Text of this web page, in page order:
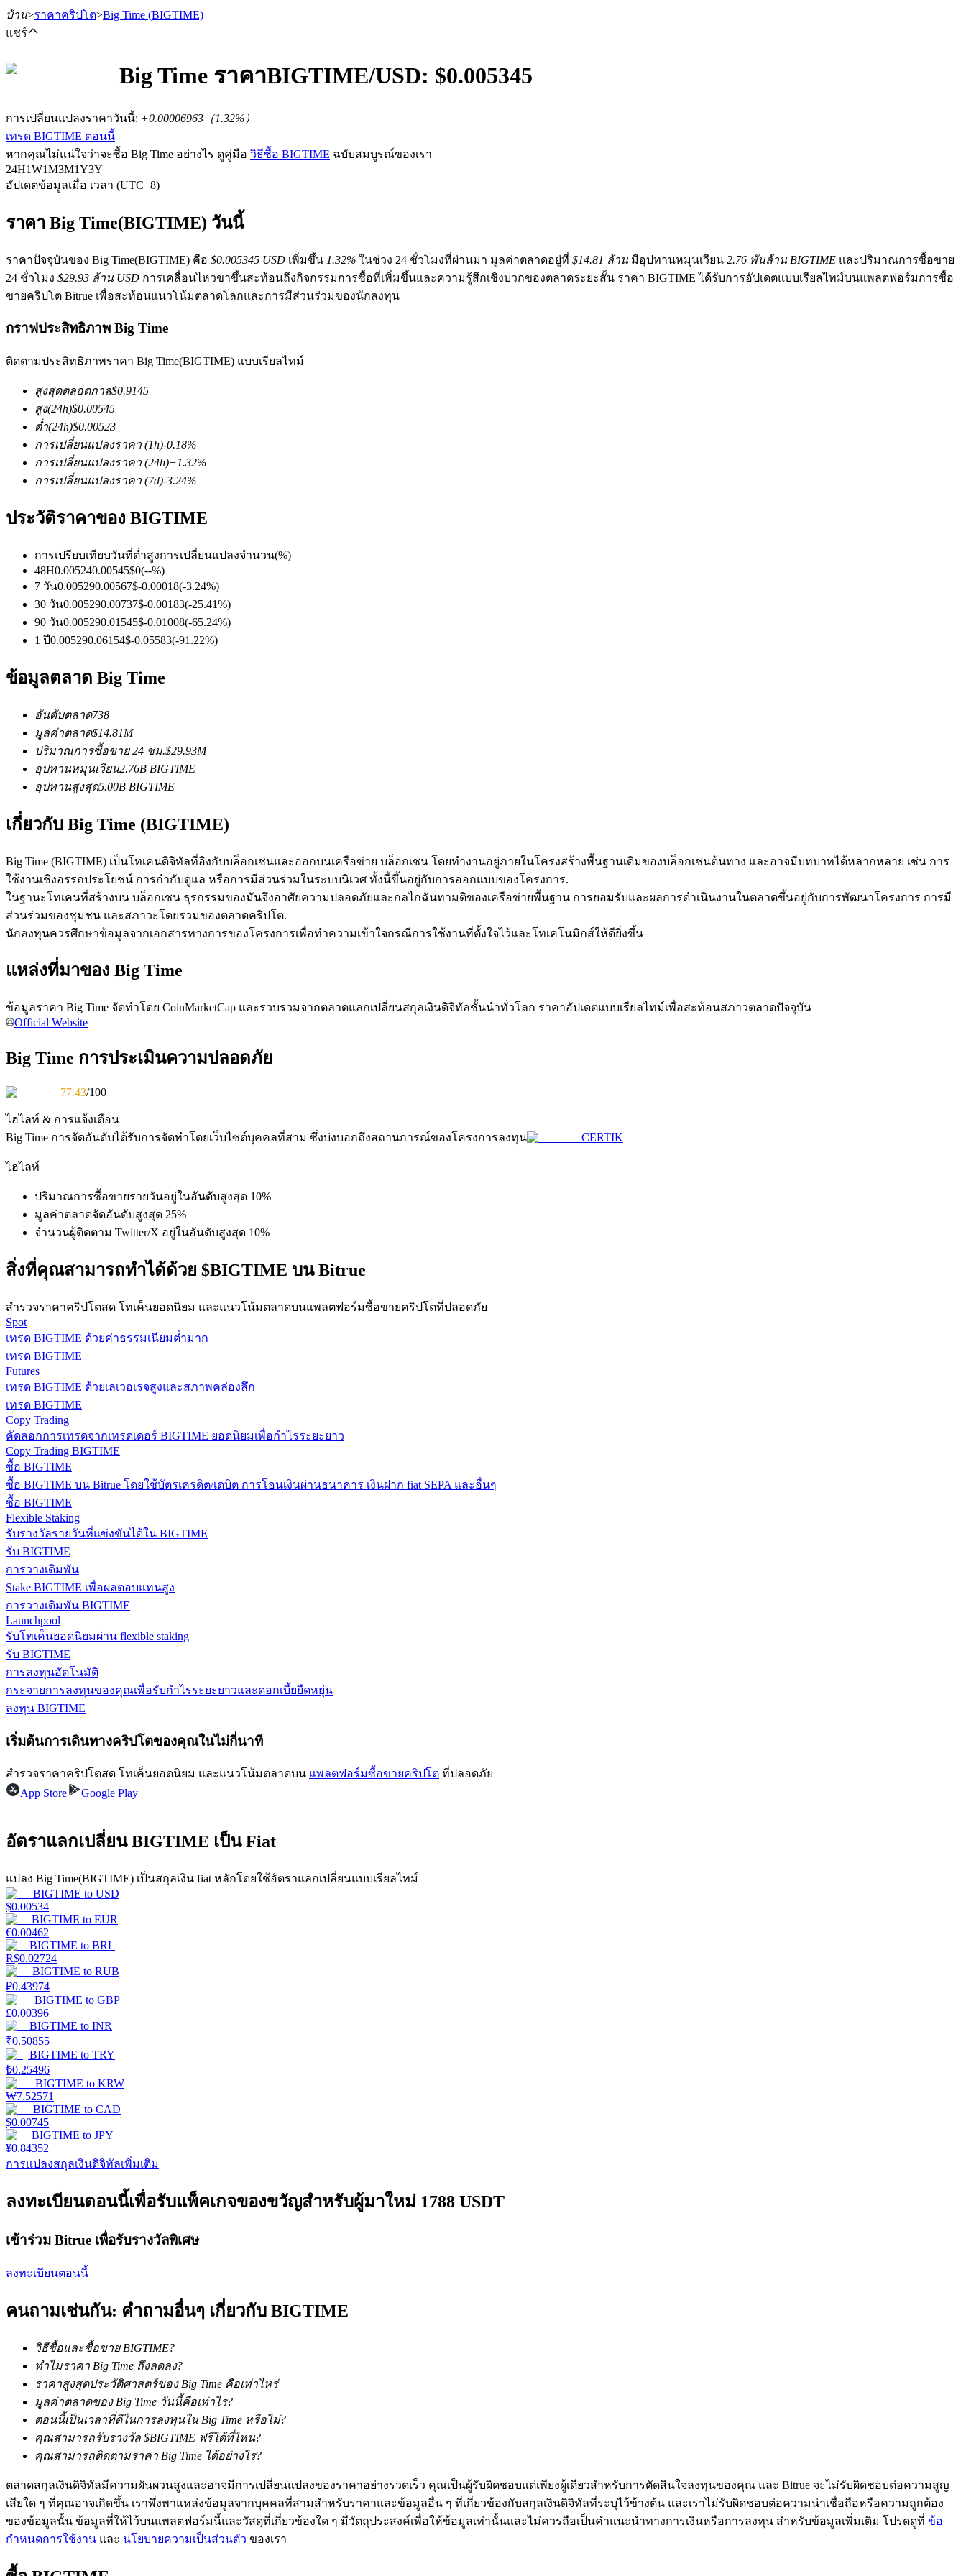
ฟิวเจอร์ส
ฟิวเจอร์ส USDT
ฟิวเจอร์สที่ใช้ USDT เป็นหลักประกัน
ฟิวเจอร์ส COIN-M
ฟิวเจอร์สสกุลเงินดิจิทัล
TradFi
อนุพันธ์ของหุ้น ฟอเร็กซ์ โลหะมีค่า และสินค้าโภคภัณฑ์
ฟิวเจอร์สที่ใช้ USDC เป็นหลักประกัน
คัดลอกการซื้อขาย
เข้าร่วมกับเทรดเดอร์ชั้นนำ
เป็นเทรดเดอร์คัดลอก
เพลิดเพลินกับการแบ่งปันผลกำไรและค่าคอมมิชชั่นการคัดลอกการซื้อขาย
การวิเคราะห์ข้อมูลขนาดใหญ่ รวมถึงข้อมูลการค้า ฯลฯ
แนะนำ
คู่มือเริ่มต้นฟิวเจอร์ส
กลยุทธ์การซื้อขาย
เรียนรู้วิธีการรักษาผลกำไร
พาวเวอร์พิกกี้
รับรางวัลการแข่งขันทุกวัน
การปักหลัก
ผลตอบแทนสูงและเข้าถึงได้ทันที
Launchpool
การเซ้งแบบยืดหยุ่นเพื่อรับโทเคนยอดนิยม
การล็อค BTR
การลงทุนพิเศษสำหรับผู้ถือ BTR
บ้าน>ราคาคริปโต>Big Time (BIGTIME)
แชร์
Big Time ราคาBIGTIME/USD: $0.005345
การเปลี่ยนแปลงราคาวันนี้: +0.00006963 （1.32%）
เทรด BIGTIME ตอนนี้
หากคุณไม่แน่ใจว่าจะซื้อ Big Time อย่างไร ดูคู่มือ วิธีซื้อ BIGTIME ฉบับสมบูรณ์ของเรา
24H1W1M3M1Y3Y
อัปเดตข้อมูลเมื่อ เวลา (UTC+8)
ราคา Big Time(BIGTIME) วันนี้
ราคาปัจจุบันของ Big Time(BIGTIME) คือ $0.005345 USD เพิ่มขึ้น 1.32% ในช่วง 24 ชั่วโมงที่ผ่านมา มูลค่าตลาดอยู่ที่ $14.81 ล้าน มีอุปทานหมุนเวียน 2.76 พันล้าน BIGTIME และปริมาณการซื้อขาย
24 ชั่วโมง $29.93 ล้าน USD การเคลื่อนไหวขาขึ้นสะท้อนถึงกิจกรรมการซื้อที่เพิ่มขึ้นและความรู้สึกเชิงบวกของตลาดระยะสั้น ราคา BIGTIME ได้รับการอัปเดตแบบเรียลไทม์บนแพลตฟอร์มการซื้อ
ขายคริปโต Bitrue เพื่อสะท้อนแนวโน้มตลาดโลกและการมีส่วนร่วมของนักลงทุน
กราฟประสิทธิภาพ Big Time
ติดตามประสิทธิภาพราคา Big Time(BIGTIME) แบบเรียลไทม์
สูงสุดตลอดกาล$0.9145
สูง(24h)$0.00545
ต่ำ(24h)$0.00523
การเปลี่ยนแปลงราคา (1h)-0.18%
การเปลี่ยนแปลงราคา (24h)+1.32%
การเปลี่ยนแปลงราคา (7d)-3.24%
ประวัติราคาของ BIGTIME
การเปรียบเทียบวันที่ต่ำสูงการเปลี่ยนแปลงจำนวน(%)
48H0.005240.00545$0(--%)
7 วัน0.005290.00567$-0.00018(-3.24%)
30 วัน0.005290.00737$-0.00183(-25.41%)
90 วัน0.005290.01545$-0.01008(-65.24%)
1 ปี0.005290.06154$-0.05583(-91.22%)
ข้อมูลตลาด Big Time
อันดับตลาด738
มูลค่าตลาด$14.81M
ปริมาณการซื้อขาย 24 ชม.$29.93M
อุปทานหมุนเวียน2.76B BIGTIME
อุปทานสูงสุด5.00B BIGTIME
เกี่ยวกับ Big Time (BIGTIME)
Big Time (BIGTIME) เป็นโทเคนดิจิทัลที่อิงกับบล็อกเชนและออกบนเครือข่าย บล็อกเชน โดยทำงานอยู่ภายในโครงสร้างพื้นฐานเดิมของบล็อกเชนต้นทาง และอาจมีบทบาทได้หลากหลาย เช่น การ
ใช้งานเชิงอรรถประโยชน์ การกำกับดูแล หรือการมีส่วนร่วมในระบบนิเวศ ทั้งนี้ขึ้นอยู่กับการออกแบบของโครงการ.
ในฐานะโทเคนที่สร้างบน บล็อกเชน ธุรกรรมของมันจึงอาศัยความปลอดภัยและกลไกฉันทามติของเครือข่ายพื้นฐาน การยอมรับและผลการดำเนินงานในตลาดขึ้นอยู่กับการพัฒนาโครงการ การมี
ส่วนร่วมของชุมชน และสภาวะโดยรวมของตลาดคริปโต.
นักลงทุนควรศึกษาข้อมูลจากเอกสารทางการของโครงการเพื่อทำความเข้าใจกรณีการใช้งานที่ตั้งใจไว้และโทเคโนมิกส์ให้ดียิ่งขึ้น
แหล่งที่มาของ Big Time
ข้อมูลราคา Big Time จัดทำโดย CoinMarketCap และรวบรวมจากตลาดแลกเปลี่ยนสกุลเงินดิจิทัลชั้นนำทั่วโลก ราคาอัปเดตแบบเรียลไทม์เพื่อสะท้อนสภาวตลาดปัจจุบัน
Official Website
Big Time การประเมินความปลอดภัย
77.43/100
ไฮไลท์ & การแจ้งเตือน
Big Time การจัดอันดับได้รับการจัดทำโดยเว็บไซต์บุคคลที่สาม ซึ่งบ่งบอกถึงสถานการณ์ของโครงการลงทุน CERTIK
ไฮไลท์
ปริมาณการซื้อขายรายวันอยู่ในอันดับสูงสุด 10%
มูลค่าตลาดจัดอันดับสูงสุด 25%
จำนวนผู้ติดตาม Twitter/X อยู่ในอันดับสูงสุด 10%
สิ่งที่คุณสามารถทำได้ด้วย $BIGTIME บน Bitrue
สำรวจราคาคริปโตสด โทเค็นยอดนิยม และแนวโน้มตลาดบนแพลตฟอร์มซื้อขายคริปโตที่ปลอดภัย
Spot
เทรด BIGTIME ด้วยค่าธรรมเนียมต่ำมาก
เทรด BIGTIME
Futures
เทรด BIGTIME ด้วยเลเวอเรจสูงและสภาพคล่องลึก
เทรด BIGTIME
Copy Trading
คัดลอกการเทรดจากเทรดเดอร์ BIGTIME ยอดนิยมเพื่อกำไรระยะยาว
Copy Trading BIGTIME
ซื้อ BIGTIME
ซื้อ BIGTIME บน Bitrue โดยใช้บัตรเครดิต/เดบิต การโอนเงินผ่านธนาคาร เงินฝาก fiat SEPA และอื่นๆ
ซื้อ BIGTIME
Flexible Staking
รับรางวัลรายวันที่แข่งขันได้ใน BIGTIME
รับ BIGTIME
การวางเดิมพัน
Stake BIGTIME เพื่อผลตอบแทนสูง
การวางเดิมพัน BIGTIME
Launchpool
รับโทเค็นยอดนิยมผ่าน flexible staking
รับ BIGTIME
การลงทุนอัตโนมัติ
กระจายการลงทุนของคุณเพื่อรับกำไรระยะยาวและดอกเบี้ยยืดหยุ่น
ลงทุน BIGTIME
เริ่มต้นการเดินทางคริปโตของคุณในไม่กี่นาที
สำรวจราคาคริปโตสด โทเค็นยอดนิยม และแนวโน้มตลาดบน แพลตฟอร์มซื้อขายคริปโต ที่ปลอดภัย
App Store
Google Play
อัตราแลกเปลี่ยน BIGTIME เป็น Fiat
แปลง Big Time(BIGTIME) เป็นสกุลเงิน fiat หลักโดยใช้อัตราแลกเปลี่ยนแบบเรียลไทม์
BIGTIME to USD
$0.00534
BIGTIME to EUR
€0.00462
BIGTIME to BRL
R$0.02724
BIGTIME to RUB
₽0.43974
BIGTIME to GBP
£0.00396
BIGTIME to INR
₹0.50855
BIGTIME to TRY
₺0.25496
BIGTIME to KRW
₩7.52571
BIGTIME to CAD
$0.00745
BIGTIME to JPY
¥0.84352
การแปลงสกุลเงินดิจิทัลเพิ่มเติม
ลงทะเบียนตอนนี้เพื่อรับแพ็คเกจของขวัญสำหรับผู้มาใหม่ 1788 USDT
เข้าร่วม Bitrue เพื่อรับรางวัลพิเศษ
ลงทะเบียนตอนนี้
คนถามเช่นกัน: คำถามอื่นๆ เกี่ยวกับ BIGTIME
วิธีซื้อและซื้อขาย BIGTIME?
ทำไมราคา Big Time ถึงลดลง?
ราคาสูงสุดประวัติศาสตร์ของ Big Time คือเท่าไหร่
มูลค่าตลาดของ Big Time วันนี้คือเท่าไร?
ตอนนี้เป็นเวลาที่ดีในการลงทุนใน Big Time หรือไม่?
คุณสามารถรับรางวัล $BIGTIME ฟรีได้ที่ไหน?
คุณสามารถติดตามราคา Big Time ได้อย่างไร?
ตลาดสกุลเงินดิจิทัลมีความผันผวนสูงและอาจมีการเปลี่ยนแปลงของราคาอย่างรวดเร็ว คุณเป็นผู้รับผิดชอบแต่เพียงผู้เดียวสำหรับการตัดสินใจลงทุนของคุณ และ Bitrue จะไม่รับผิดชอบต่อความสูญ
เสียใด ๆ ที่คุณอาจเกิดขึ้น เราพึ่งพาแหล่งข้อมูลจากบุคคลที่สามสำหรับราคาและข้อมูลอื่น ๆ ที่เกี่ยวข้องกับสกุลเงินดิจิทัลที่ระบุไว้ข้างต้น และเราไม่รับผิดชอบต่อความน่าเชื่อถือหรือความถูกต้อง
ของข้อมูลนั้น ข้อมูลที่ให้ไว้บนแพลตฟอร์มนี้และวัสดุที่เกี่ยวข้องใด ๆ มีวัตถุประสงค์เพื่อให้ข้อมูลเท่านั้นและไม่ควรถือเป็นคำแนะนำทางการเงินหรือการลงทุน สำหรับข้อมูลเพิ่มเติม โปรดดูที่ ข้อ
กำหนดการใช้งาน และ นโยบายความเป็นส่วนตัว ของเรา